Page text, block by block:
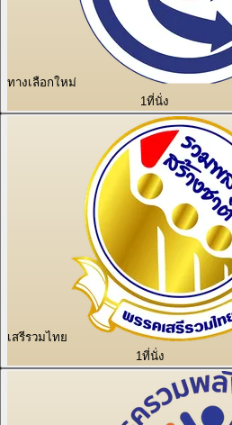
ทางเลือกใหม่
1ที่นั่ง
เสรีรวมไทย
1ที่นั่ง